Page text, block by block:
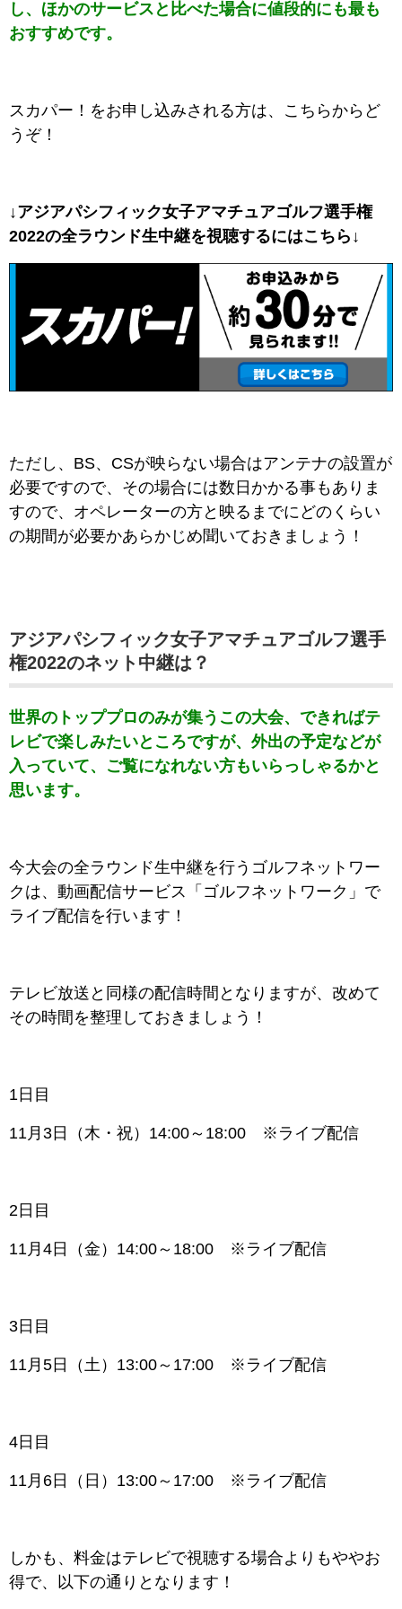
し、ほかのサービスと比べた場合に値段的にも最も
おすすめです。
スカパー！をお申し込みされる方は、こちらからど
うぞ！
↓アジアパシフィック女子アマチュアゴルフ選手権
2022の全ラウンド生中継を視聴するにはこちら↓
ただし、BS、CSが映らない場合はアンテナの設置が
必要ですので、その場合には数日かかる事もありま
すので、オペレーターの方と映るまでにどのくらい
の期間が必要かあらかじめ聞いておきましょう！
アジアパシフィック女子アマチュアゴルフ選手
権2022のネット中継は？
世界のトッププロのみが集うこの大会、できればテ
レビで楽しみたいところですが、外出の予定などが
入っていて、ご覧になれない方もいらっしゃるかと
思います。
今大会の全ラウンド生中継を行うゴルフネットワー
クは、動画配信サービス「ゴルフネットワーク」で
ライブ配信を行います！
テレビ放送と同様の配信時間となりますが、改めて
その時間を整理しておきましょう！
1日目
11月3日（木・祝）14:00～18:00 ※ライブ配信
2日目
11月4日（金）14:00～18:00 ※ライブ配信
3日目
11月5日（土）13:00～17:00 ※ライブ配信
4日目
11月6日（日）13:00～17:00 ※ライブ配信
しかも、料金はテレビで視聴する場合よりもややお
得で、以下の通りとなります！